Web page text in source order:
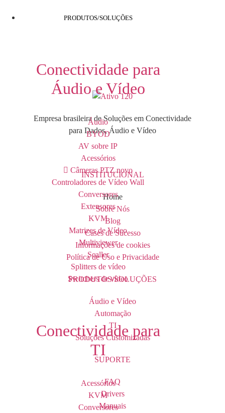
PRODUTOS/SOLUÇÕES
Conectividade para
Áudio e Vídeo
Áudio
BYOD
AV sobre IP
Acessórios
Câmeras PTZ novo
Controladores de Vídeo Wall
Conversores
Extensores
KVM
Matrizes de Vídeo
Multiviewer
Scaller
Splitters de vídeo
Switchers de vídeo
Conectividade para
TI
Acessórios
KVM
Conversores
Empresa brasileira de Soluções em Conectividade
para Dados, Áudio e Vídeo
INSTITUCIONAL
Home
Sobre Nós
Blog
Cases de Sucesso
Informações de cookies
Política de Uso e Privacidade
PRODUTOS/SOLUÇÕES
Áudio e Vídeo
Automação
TI
Soluções Customizadas
SUPORTE
FAQ
Drivers
Manuais